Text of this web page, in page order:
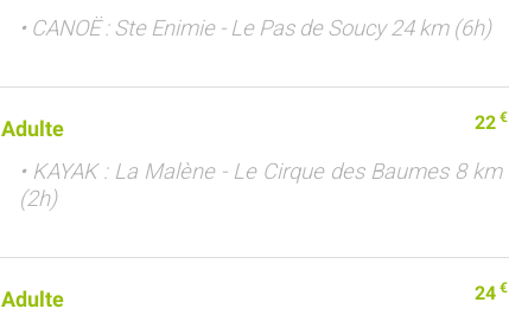
• CANOË : Ste Enimie - Le Pas de Soucy 24 km (6h)
Adulte 22 €
• KAYAK : La Malène - Le Cirque des Baumes 8 km
(2h)
Adulte 24 €